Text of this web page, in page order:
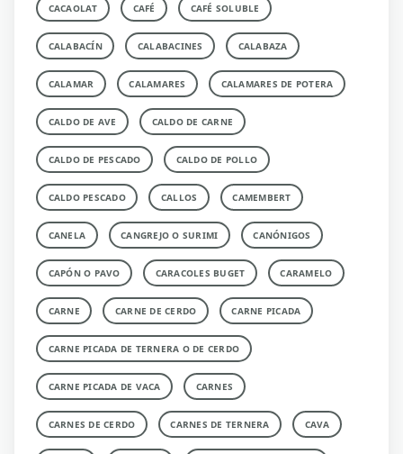
CACAOLAT CAFÉ CAFÉ SOLUBLE
CALABACÍN CALABACINES CALABAZA
CALAMAR CALAMARES CALAMARES DE POTERA
CALDO DE AVE CALDO DE CARNE
CALDO DE PESCADO CALDO DE POLLO
CALDO PESCADO CALLOS CAMEMBERT
CANELA CANGREJO O SURIMI CANÓNIGOS
CAPÓN O PAVO CARACOLES BUGET CARAMELO
CARNE CARNE DE CERDO CARNE PICADA
CARNE PICADA DE TERNERA O DE CERDO
CARNE PICADA DE VACA CARNES
CARNES DE CERDO CARNES DE TERNERA CAVA